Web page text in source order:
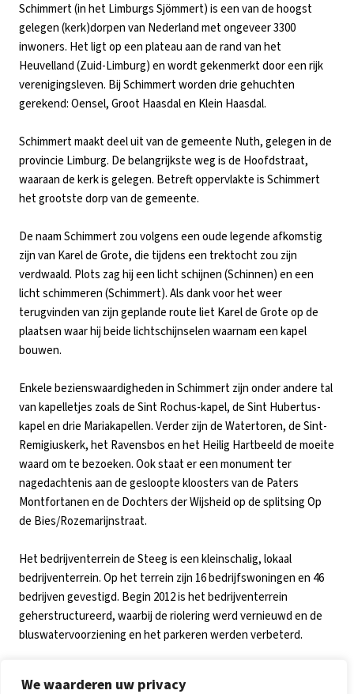
We waarderen uw privacy
Schimmert (in het Limburgs Sjömmert) is een van de hoogst
gelegen (kerk)dorpen van Nederland met ongeveer 3300
inwoners. Het ligt op een plateau aan de rand van het
Heuvelland (Zuid-Limburg) en wordt gekenmerkt door een rijk
verenigingsleven. Bij Schimmert worden drie gehuchten
gerekend: Oensel, Groot Haasdal en Klein Haasdal.
Schimmert maakt deel uit van de gemeente Nuth, gelegen in de
provincie Limburg. De belangrijkste weg is de Hoofdstraat,
waaraan de kerk is gelegen. Betreft oppervlakte is Schimmert
het grootste dorp van de gemeente.
De naam Schimmert zou volgens een oude legende afkomstig
zijn van Karel de Grote, die tijdens een trektocht zou zijn
verdwaald. Plots zag hij een licht schijnen (Schinnen) en een
licht schimmeren (Schimmert). Als dank voor het weer
terugvinden van zijn geplande route liet Karel de Grote op de
plaatsen waar hij beide lichtschijnselen waarnam een kapel
bouwen.
Enkele bezienswaardigheden in Schimmert zijn onder andere tal
van kapelletjes zoals de Sint Rochus-kapel, de Sint Hubertus-
kapel en drie Mariakapellen. Verder zijn de Watertoren, de Sint-
Remigiuskerk, het Ravensbos en het Heilig Hartbeeld de moeite
waard om te bezoeken. Ook staat er een monument ter
nagedachtenis aan de gesloopte kloosters van de Paters
Montfortanen en de Dochters der Wijsheid op de splitsing Op
de Bies/Rozemarijnstraat.
Het bedrijventerrein de Steeg is een kleinschalig, lokaal
bedrijventerrein. Op het terrein zijn 16 bedrijfswoningen en 46
bedrijven gevestigd. Begin 2012 is het bedrijventerrein
geherstructureerd, waarbij de riolering werd vernieuwd en de
bluswatervoorziening en het parkeren werden verbeterd.